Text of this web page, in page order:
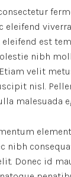
est
nibh
velit
nisl.
malesuada
nibh
Donec id